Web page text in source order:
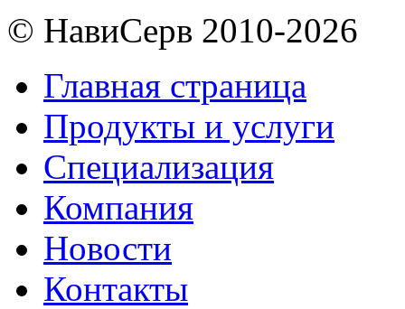
© НавиСерв 2010-2026
Главная страница
Продукты и услуги
Специализация
Компания
Новости
Контакты